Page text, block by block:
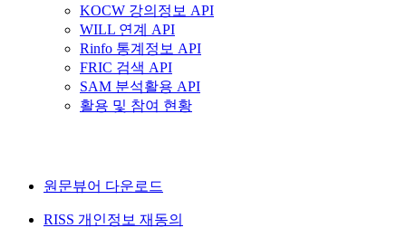
KOCW 강의정보 API
WILL 연계 API
Rinfo 통계정보 API
FRIC 검색 API
SAM 분석활용 API
활용 및 참여 현황
원문뷰어 다운로드
RISS 개인정보 재동의